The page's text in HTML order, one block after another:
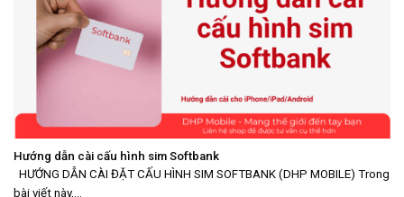
Hướng dẫn cài cấu hình sim Softbank
HƯỚNG DẪN CÀI ĐẶT CẤU HÌNH SIM SOFTBANK (DHP MOBILE) Trong
bài viết này,...